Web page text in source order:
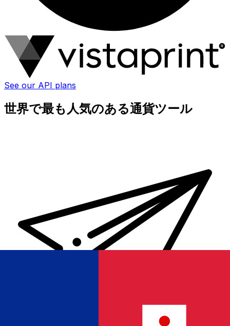
See our API plans
世界で最も人気のある通貨ツール